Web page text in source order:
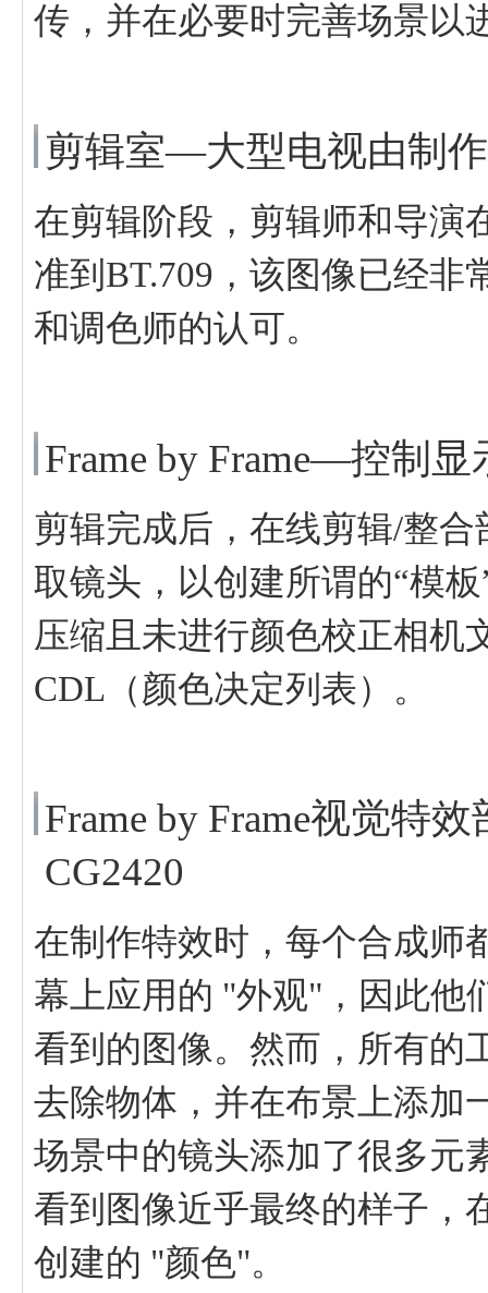
传，并在必要时完善场景以
剪辑室—大型电视由制
在剪辑阶段，剪辑师和导演
准到BT.709，该图像已经非
和调色师的认可。
Frame by Frame—控制显
剪辑完成后，在线剪辑/整
取镜头，以创建所谓的“模
压缩且未进行颜色校正相机
CDL（颜色决定列表）。
Frame by Frame视觉特
CG2420
在制作特效时，每个合成师
幕上应用的 "外观"，因此他
看到的图像。然而，所有的
去除物体，并在布景上添加
场景中的镜头添加了很多元
看到图像近乎最终的样子，
创建的 "颜色"。